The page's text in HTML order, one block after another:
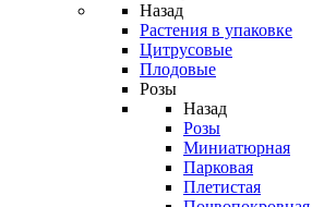
Назад
Растения в упаковке
Цитрусовые
Плодовые
Розы
Назад
Розы
Миниатюрная
Парковая
Плетистая